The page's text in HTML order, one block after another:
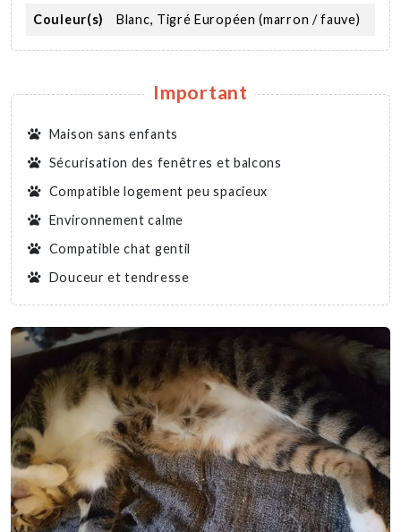
Couleur(s) Blanc, Tigré Européen (marron / fauve)
Important
Maison sans enfants
Sécurisation des fenêtres et balcons
Compatible logement peu spacieux
Environnement calme
Compatible chat gentil
Douceur et tendresse